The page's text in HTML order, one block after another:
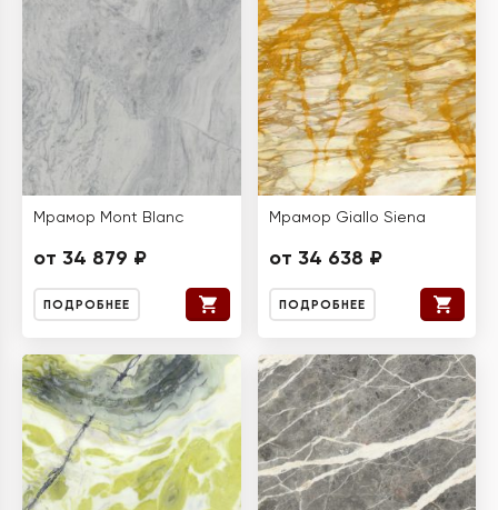
Мрамор Mont Blanc
от 34 879 ₽
ПОДРОБНЕЕ
Мрамор Giallo Siena
от 34 638 ₽
ПОДРОБНЕЕ